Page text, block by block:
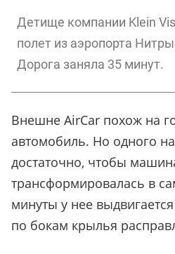
Детище компании Klein
полет из аэропорта
Дорога заняла 35 минут.
Внешне AirCar похож на
автомобиль. Но одного
достаточно, чтобы
трансформировалась в
минуты у нее
по бокам крылья